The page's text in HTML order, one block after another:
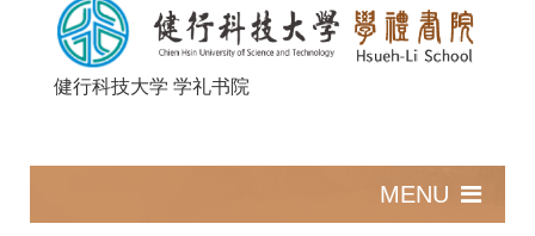
健行科技大学 学礼书院
MENU